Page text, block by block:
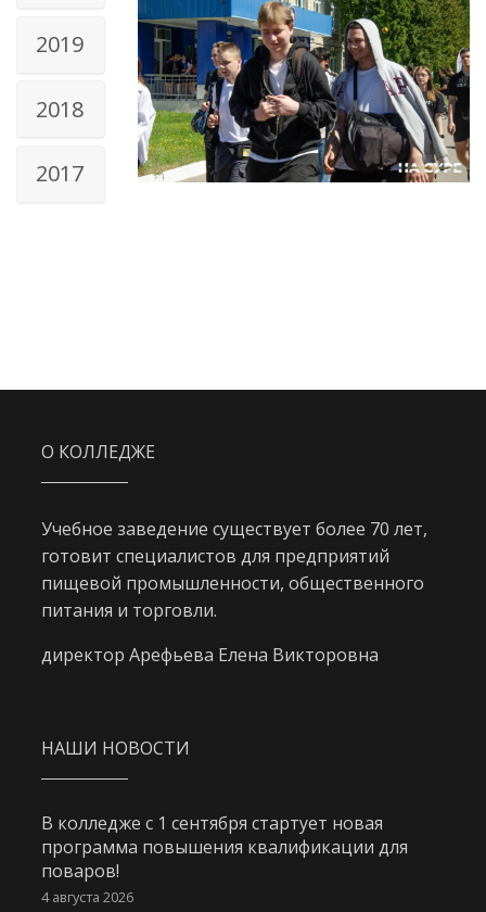
2019
2018
2017
О КОЛЛЕДЖЕ
Учебное заведение существует более 70 лет,
готовит специалистов для предприятий
пищевой промышленности, общественного
питания и торговли.
директор Арефьева Елена Викторовна
НАШИ НОВОСТИ
В колледже с 1 сентября стартует новая
программа повышения квалификации для
поваров!
4 августа 2026